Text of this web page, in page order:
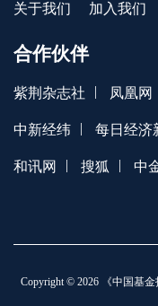
关于我们 加入我们
合作伙伴
紫荆杂志社 凤凰网
中新经纬 每日经济
和讯网 搜狐 中
Copyright © 2026 《中国基